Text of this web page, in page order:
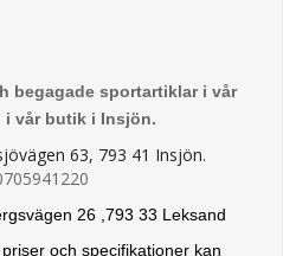
begagade sportartiklar i vår
i vår butik i Insjön.
63, 793 41 Insjön.
26 ,793 33 Leksand
och specifikationer kan